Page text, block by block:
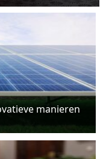
manieren